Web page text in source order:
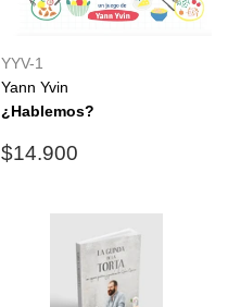
YYV-1
Yann Yvin
¿Hablemos?
Precio
$14.900